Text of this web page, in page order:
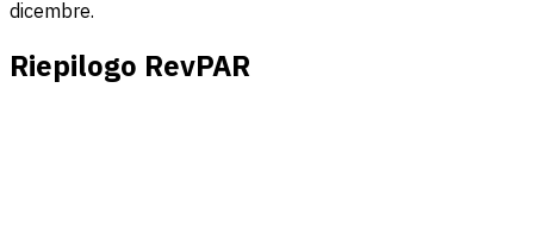
dicembre.
Riepilogo RevPAR